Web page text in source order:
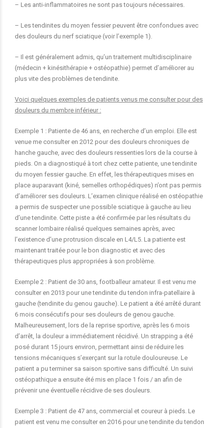
– Les anti-inflammatoires ne sont pas toujours nécessaires.
– Les tendinites du moyen fessier peuvent être confondues avec
des douleurs du nerf sciatique (voir l’exemple 1).
– Il est généralement admis, qu’un traitement multidisciplinaire
(médecin + kinésithérapie + ostéopathie) permet d’améliorer au
plus vite des problèmes de tendinite.
Voici quelques exemples de patients venus me consulter pour des
douleurs du membre inférieur :
Exemple 1 : Patiente de 46 ans, en recherche d’un emploi. Elle est
venue me consulter en 2012 pour des douleurs chroniques de
hanche gauche, avec des douleurs ressenties lors de la course à
pieds. On a diagnostiqué à tort chez cette patiente, une tendinite
du moyen fessier gauche. En effet, les thérapeutiques mises en
place auparavant (kiné, semelles orthopédiques) n’ont pas permis
d’améliorer ses douleurs. L’examen clinique réalisé en ostéopathie
a permis de suspecter une possible sciatique à gauche au lieu
d’une tendinite. Cette piste a été confirmée par les résultats du
scanner lombaire réalisé quelques semaines après, avec
l’existence d’une protrusion discale en L4/L5. La patiente est
maintenant traitée pour le bon diagnostic et avec des
thérapeutiques plus appropriées à son problème.
Exemple 2 : Patient de 30 ans, footballeur amateur. Il est venu me
consulter en 2013 pour une tendinite du tendon infra-patellaire à
gauche (tendinite du genou gauche). Le patient a été arrêté durant
6 mois consécutifs pour ses douleurs de genou gauche.
Malheureusement, lors de la reprise sportive, après les 6 mois
d’arrêt, la douleur a immédiatement récidivé. Un strapping a été
posé durant 15 jours environ, permettant ainsi de réduire les
tensions mécaniques s’exerçant sur la rotule douloureuse. Le
patient a pu terminer sa saison sportive sans difficulté. Un suivi
ostéopathique a ensuite été mis en place 1 fois / an afin de
prévenir une éventuelle récidive de ses douleurs.
Exemple 3 : Patient de 47 ans, commercial et coureur à pieds. Le
patient est venu me consulter en 2016 pour une tendinite du tendon